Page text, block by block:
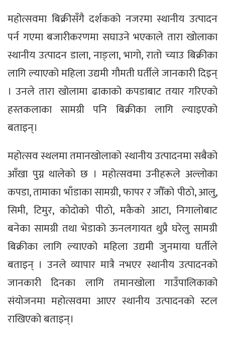
महोत्सवमा बिक्रीसँगै दर्शकको नजरमा स्थानीय उत्पादन
पर्न गएमा बजारीकरणमा सघाउने भएकाले तारा खोलाका
स्थानीय उत्पादन डाला, नाङ्ला, भागो, रातो च्याउ बिक्रीका
लागि ल्याएको महिला उद्यमी गौमती घर्तीले जानकारी दिइन्
। उनले तारा खोलामा ढाकाको कपडाबाट तयार गरिएको
हस्तकलाका सामग्री पनि बिक्रीका लागि ल्याइएको
बताइन्।
महोत्सव स्थलमा तमानखोलाको स्थानीय उत्पादनमा सबैको
आँखा पुग्न थालेको छ । महोत्सवमा उनीहरूले अल्लोका
कपडा, तामाका भाँडाका सामग्री, फापर र जौँको पीठो, आलु,
सिमी, टिमुर, कोदोको पीठो, मकैको आटा, निगालोबाट
बनेका सामग्री तथा भेडाको ऊनलगायत थुप्रै घरेलु सामग्री
बिक्रीका लागि ल्याएको महिला उद्यमी जुनमाया घर्तीले
बताइन् । उनले व्यापार मात्रै नभएर स्थानीय उत्पादनको
जानकारी दिनका लागि तमानखोला गाउँपालिकाको
संयोजनमा महोत्सवमा आएर स्थानीय उत्पादनको स्टल
राखिएको बताइन्।